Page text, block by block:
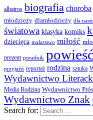
albatros biografia choroba
młodzieży dlamłodzieży dla
światowa klasyka komiks
dziecięca malarstwo miłość
prezent poradnik powieść
przyjaźń reportaż rodzina sztuka
Wydawnictwo
Media Rodzina Wydawnictwo
Wydawnictwo Znak
Search for: